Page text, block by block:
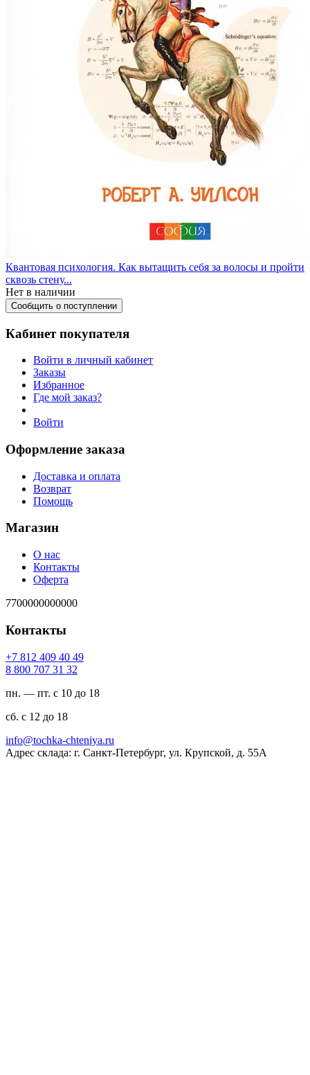
Квантовая психология. Как вытащить себя за волосы и пройти
сквозь стену...
Нет в наличии
Сообщить о поступлении
Кабинет покупателя
Войти в личный кабинет
Заказы
Избранное
Где мой заказ?
Войти
Оформление заказа
Доставка и оплата
Возврат
Помощь
Магазин
О нас
Контакты
Оферта
7700000000000
Контакты
94 04 904 218 7+
23 13 707 008 8
пн. — пт. с 10 до 18
сб. с 12 до 18
ur.ayinethc-akhcot@ofni
Адрес склада: г. Санкт-Петербург, ул. Крупской, д. 55А